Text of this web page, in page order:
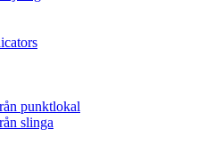
punktlokal
slinga